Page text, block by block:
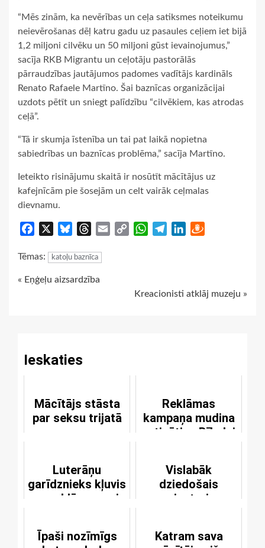
“Mēs zinām, ka nevērības un ceļa satiksmes noteikumu
neievērošanas dēļ katru gadu uz pasaules ceļiem iet bijā
1,2 miljoni cilvēku un 50 miljoni gūst ievainojumus,”
sacīja RKB Migrantu un ceļotāju pastorālās
pārraudzības jautājumos padomes vadītājs kardināls
Renato Rafaele Martīno. Šai baznīcas organizācijai
uzdots pētīt un sniegt palīdzību “cilvēkiem, kas atrodas
ceļā”.
“Tā ir skumja īstenība un tai pat laikā nopietna
sabiedrības un baznīcas problēma,” sacīja Martīno.
Ieteikto risinājumu skaitā ir nosūtīt mācītājus uz
kafejnīcām pie šosejām un celt vairāk ceļmalas
dievnamu.
Facebook BlueskyThreads
Email
Copy
WhatsApp
TelegramLinkedIn
Tēmas: katoļu baznīca
Continue
« Eņģeļu aizsardzība
Kreacionisti atklāj muzeju »
Ieskaties
Mācītājs stāsta
par seksu trijatā
Reklāmas
kampaņa mudina
uzticēties Bībelei
Luterāņu
garīdznieks kļuvis
par reklāmas seju
Vislabāk
dziedošais
priesteris
Īpaši nozīmīgs
Katram sava